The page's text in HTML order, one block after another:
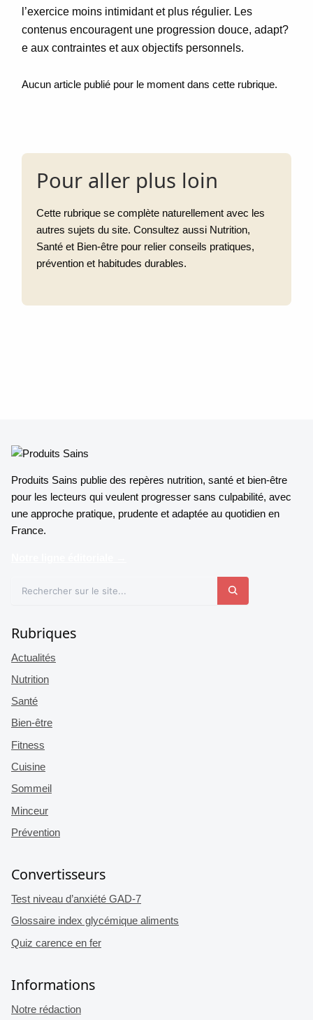
l’exercice moins intimidant et plus régulier. Les
contenus encouragent une progression douce, adapt?
e aux contraintes et aux objectifs personnels.
Aucun article publié pour le moment dans cette rubrique.
Pour aller plus loin
Cette rubrique se complète naturellement avec les
autres sujets du site. Consultez aussi Nutrition,
Santé et Bien-être pour relier conseils pratiques,
prévention et habitudes durables.
Produits Sains publie des repères nutrition, santé et bien-être
pour les lecteurs qui veulent progresser sans culpabilité, avec
une approche pratique, prudente et adaptée au quotidien en
France.
Rubriques
Actualités
Nutrition
Santé
Bien-être
Fitness
Cuisine
Sommeil
Minceur
Prévention
Convertisseurs
Test niveau d’anxiété GAD-7
Glossaire index glycémique aliments
Quiz carence en fer
Informations
Notre rédaction